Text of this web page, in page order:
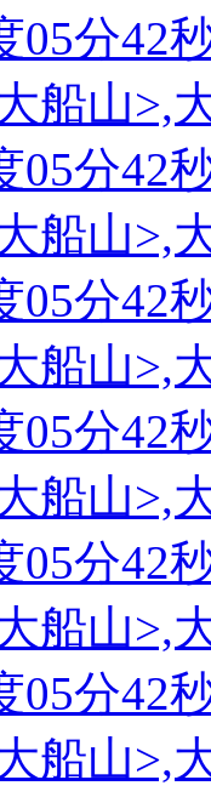
05分42
船山>,
05分42
船山>,
05分42
船山>,
05分42
船山>,
05分42
船山>,
05分42
船山>,